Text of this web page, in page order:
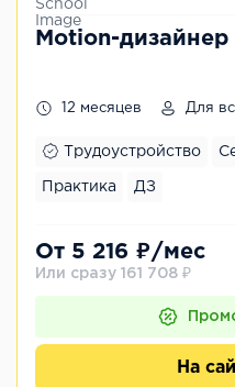
Motion-дизайнер
12 месяцев Для
Трудоустройство
Практика ДЗ
От 5 216 ₽/мес
Или сразу 161 708 ₽
На